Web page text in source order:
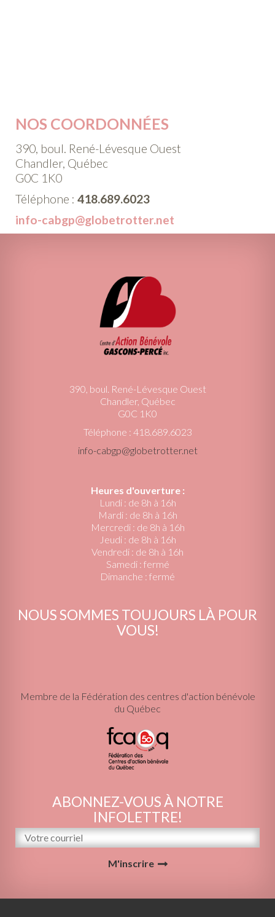
NOS COORDONNÉES
390, boul. René-Lévesque Ouest
Chandler, Québec
G0C 1K0
Téléphone : 418.689.6023
info-cabgp@globetrotter.net
390, boul. René-Lévesque Ouest
Chandler, Québec
G0C 1K0
Téléphone : 418.689.6023
info-cabgp@globetrotter.net
Heures d'ouverture :
Lundi : de 8h à 16h
Mardi : de 8h à 16h
Mercredi : de 8h à 16h
Jeudi : de 8h à 16h
Vendredi : de 8h à 16h
Samedi : fermé
Dimanche : fermé
NOUS SOMMES TOUJOURS LÀ POUR
VOUS!
Membre de la Fédération des centres d'action bénévole
du Québec
ABONNEZ-VOUS À NOTRE
INFOLETTRE!
M'inscrire